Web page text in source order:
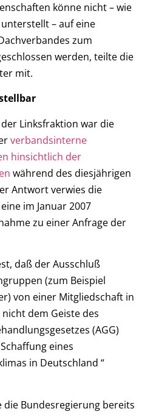
könne nicht – wie
– auf eine
zum
werden, teilte die
mit.
Linksfraktion war die
verbandsinterne
hinsichtlich der
während des diesjährigen
Antwort verwies die
im Januar 2007
zu einer Anfrage der
daß der Ausschluß
(zum Beispiel
von einer Mitgliedschaft in
dem Geiste des
(AGG)
eines
in Deutschland “
die Bundesregierung bereits